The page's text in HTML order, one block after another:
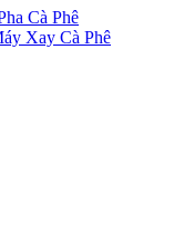
Cà Phê
Xay Cà Phê